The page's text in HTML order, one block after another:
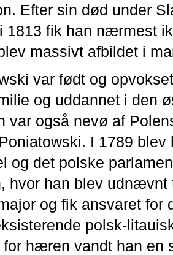
Efter sin død under
1813 fik han nærmest
massivt afbildet i
var født og
og uddannet i den
var også nevø af
I 1789 blev
og det polske
hvor han blev udnævnt
og fik ansvaret for
polsk-
for hæren vandt han en